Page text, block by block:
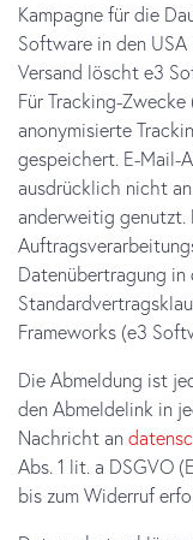
Kampagne für die
Software in den
Versand löscht e3
Für Tracking-
anonymisierte
gespeichert. E-Mail-
ausdrücklich nicht
anderweitig genutzt.
Datenübertragung in
Frameworks (e3
Die Abmeldung ist
den Abmeldelink in
Nachricht an
Abs. 1 lit. a DSGVO
bis zum Widerruf